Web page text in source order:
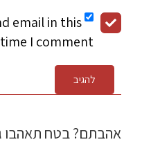
email in this
I comment.
להגיב
אהבתם? בטח תאהבו